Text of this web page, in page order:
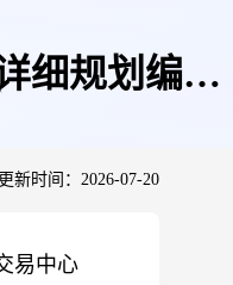
细规划编制
更新时间：2026-07-20
易中心